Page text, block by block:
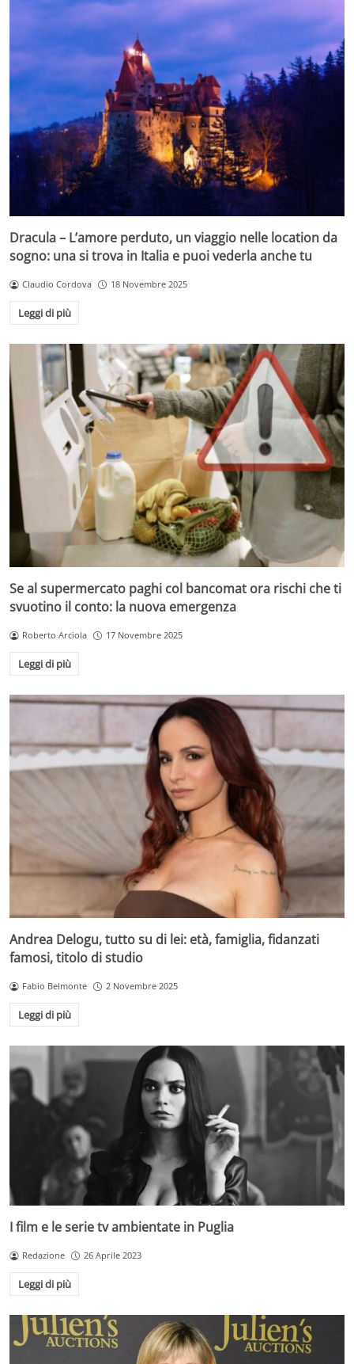
Dracula – L’amore perduto, un viaggio nelle location da
sogno: una si trova in Italia e puoi vederla anche tu
Claudio Cordova 18 Novembre 2025
Leggi di più
Se al supermercato paghi col bancomat ora rischi che ti
svuotino il conto: la nuova emergenza
Roberto Arciola 17 Novembre 2025
Leggi di più
Andrea Delogu, tutto su di lei: età, famiglia, fidanzati
famosi, titolo di studio
Fabio Belmonte 2 Novembre 2025
Leggi di più
I film e le serie tv ambientate in Puglia
Redazione 26 Aprile 2023
Leggi di più